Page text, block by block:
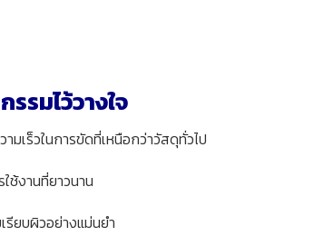
รมไว้วางใจ
ามเร็วในการขัดที่เหนือกว่าวัสดุทั่วไป
ช้งานที่ยาวนาน
รียบผิวอย่างแม่นยำ